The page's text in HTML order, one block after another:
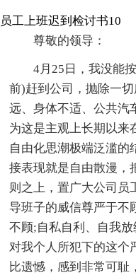
员工上班迟到检讨书10
尊敬的领导：
4月25日，我没能
前)赶到公司，抛除一
远、身体不适、公共汽
为这是主观上长期以来
自由化思潮极端泛滥的
接表现就是自由散漫，
则之上，置广大公司员
导班子的威信尊严于不
不顾;自私自利、自我
对我个人所犯下的这个
比遗憾，感到非常可耻